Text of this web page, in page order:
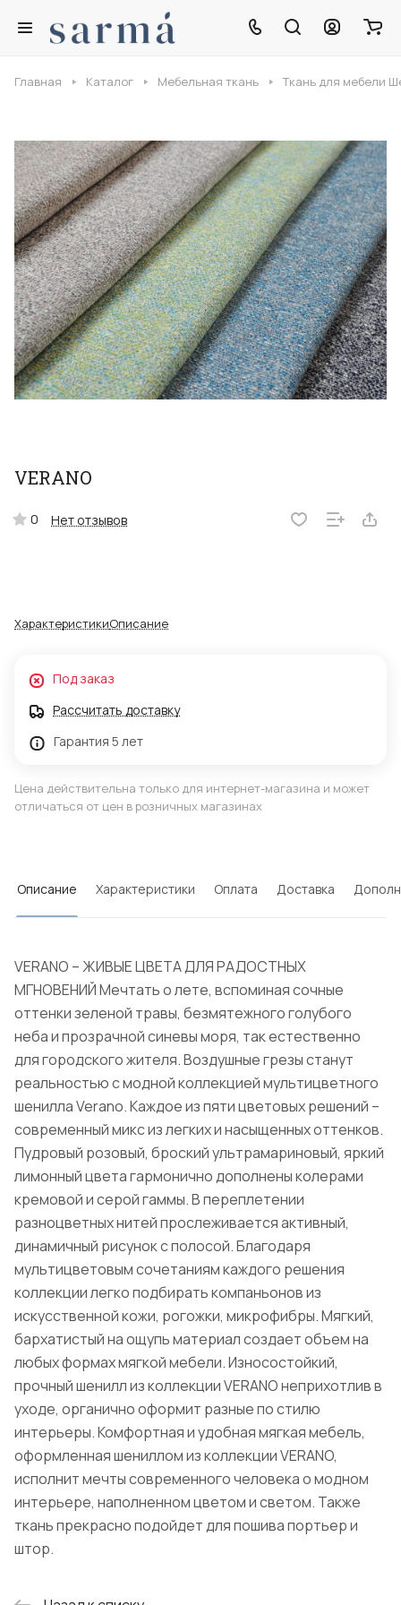
Главная Каталог Мебельная ткань Ткань для мебели
VERANO
0 Нет отзывов
ХарактеристикиОписание
Под заказ
Рассчитать доставку
Гарантия 5 лет
Цена действительна только для интернет-магазина и может
отличаться от цен в розничных магазинах
Описание Характеристики Оплата Доставка
VERANO – ЖИВЫЕ ЦВЕТА ДЛЯ РАДОСТНЫХ
МГНОВЕНИЙ Мечтать о лете, вспоминая сочные
оттенки зеленой травы, безмятежного голубого
неба и прозрачной синевы моря, так естественно
для городского жителя. Воздушные грезы станут
реальностью с модной коллекцией мультицветного
шенилла Verano. Каждое из пяти цветовых решений –
современный микс из легких и насыщенных оттенков.
Пудровый розовый, броский ультрамариновый, яркий
лимонный цвета гармонично дополнены колерами
кремовой и серой гаммы. В переплетении
разноцветных нитей прослеживается активный,
динамичный рисунок с полосой. Благодаря
мультицветовым сочетаниям каждого решения
коллекции легко подбирать компаньонов из
искусственной кожи, рогожки, микрофибры. Мягкий,
бархатистый на ощупь материал создает объем на
любых формах мягкой мебели. Износостойкий,
прочный шенилл из коллекции VERANO неприхотлив в
уходе, органично оформит разные по стилю
интерьеры. Комфортная и удобная мягкая мебель,
оформленная шениллом из коллекции VERANO,
исполнит мечты современного человека о модном
интерьере, наполненном цветом и светом. Также
ткань прекрасно подойдет для пошива портьер и
штор.